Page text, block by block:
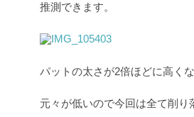
推測できます。
パットの太さが2倍ほどに高く
元々が低いので今回は全て削り